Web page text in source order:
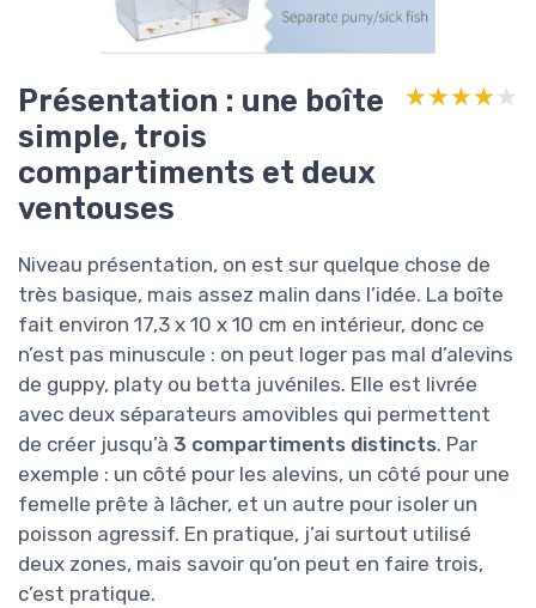
Présentation : une boîte
simple, trois
compartiments et deux
ventouses
★★★★★
★★★★★
Niveau présentation, on est sur quelque chose de
très basique, mais assez malin dans l’idée. La boîte
fait environ 17,3 x 10 x 10 cm en intérieur, donc ce
n’est pas minuscule : on peut loger pas mal d’alevins
de guppy, platy ou betta juvéniles. Elle est livrée
avec deux séparateurs amovibles qui permettent
de créer jusqu’à 3 compartiments distincts. Par
exemple : un côté pour les alevins, un côté pour une
femelle prête à lâcher, et un autre pour isoler un
poisson agressif. En pratique, j’ai surtout utilisé
deux zones, mais savoir qu’on peut en faire trois,
c’est pratique.